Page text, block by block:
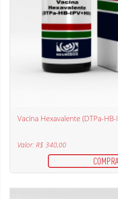
Vacina Hexavalente (DTPa-
Valor: R$ 340,00